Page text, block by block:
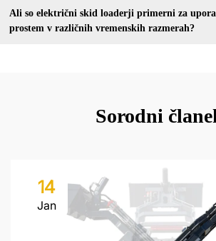
Ali so električni skid loaderji primerni za
prostem v različnih vremenskih razmerah?
Sorodni
14
Jan